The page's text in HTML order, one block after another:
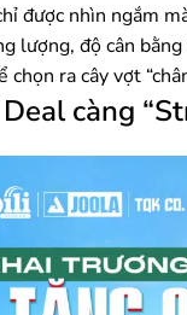
được nhìn ngắm
lượng, độ cân
ra cây vợt
càng